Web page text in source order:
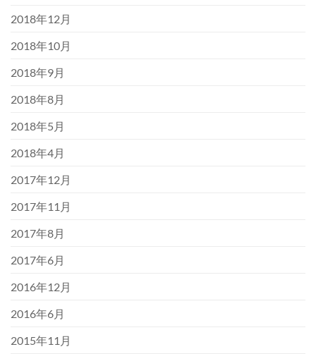
2018年12月
2018年10月
2018年9月
2018年8月
2018年5月
2018年4月
2017年12月
2017年11月
2017年8月
2017年6月
2016年12月
2016年6月
2015年11月